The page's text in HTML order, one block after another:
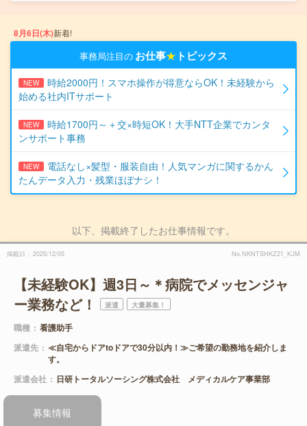
8月6日(木)新着!
事務局注目の お仕事★ トピックス
NEW
時給2000円！スマホ操作が得意ならOK！未経験から
始める社内ITサポート
NEW
時給1700円～＋交×時短OK！大手NTT企業でカンタ
ンサポート事務
NEW
電話なし×髪型・服装自由！人気マンガに関するかん
たんデータ入力・残業ほぼナシ！
以下、掲載終了したお仕事情報です。
掲載日 2025/12/05 No.NKNTSHKZ21_KJM
【未経験OK】週3日～＊病院でメッセンジャ
ー業務など！
派遣 大量募集！
職種
看護助手
派遣先
≪自宅からドアtoドアで30分以内！≫ご希望の勤務地を紹介しま
す。
派遣会社
日研トータルソーシング株式会社 メディカルケア事業部
募集情報